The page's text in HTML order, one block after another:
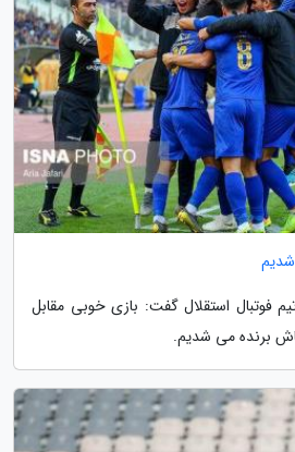
فوتبال استقلال گفت: بازی خوبی مقابل
برنده می شدیم.